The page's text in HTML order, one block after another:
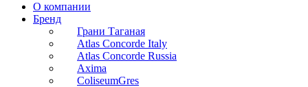
О компании
Бренд
Грани Таганая
Atlas Concorde Italy
Atlas Concorde Russia
Axima
ColiseumGres